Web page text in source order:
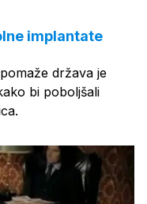
implantate
država je
bi poboljšali